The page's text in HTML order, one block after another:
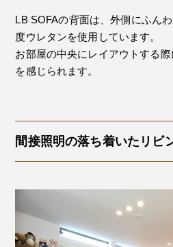
LB SOFAの背面は、外側にふん
度ウレタンを使用しています。
お部屋の中央にレイアウトする
を感じられます。
間接照明の落ち着いたリビ